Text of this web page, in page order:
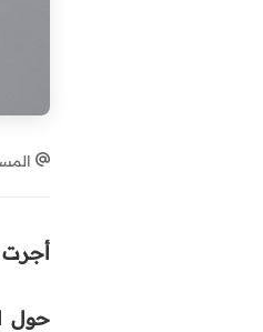
أجرت
حول